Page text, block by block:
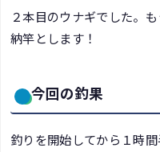
２本目のウナギでした。
納竿とします！
今回の釣果
釣りを開始してから１時